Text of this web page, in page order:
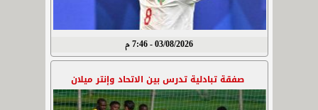
03/08/2026 - 7:46 م
صفقة تبادلية تدرس بين الاتحاد وإنتر ميلان